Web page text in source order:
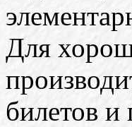
Для
билетов